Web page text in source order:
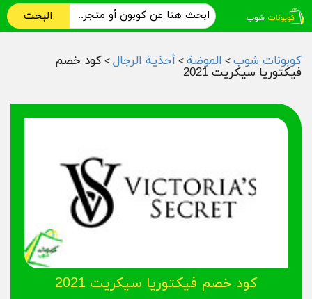
البحث
كوبونات شوب > الموضة > أحذية الرجال > كود خصم
فيكتوريا سيكريت 2021
كود خصم فيكتوريا سيكريت 2021